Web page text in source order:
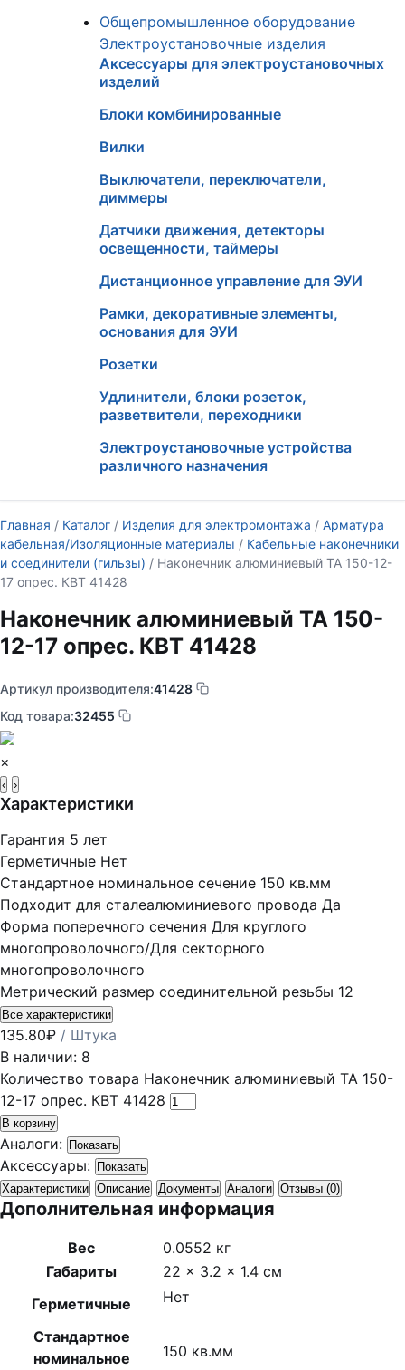
Общепромышленное оборудование
Электроустановочные изделия
Аксессуары для электроустановочных
изделий
Блоки комбинированные
Вилки
Выключатели, переключатели,
диммеры
Датчики движения, детекторы
освещенности, таймеры
Дистанционное управление для ЭУИ
Рамки, декоративные элементы,
основания для ЭУИ
Розетки
Удлинители, блоки розеток,
разветвители, переходники
Электроустановочные устройства
различного назначения
Главная / Каталог / Изделия для электромонтажа / Арматура
кабельная/Изоляционные материалы / Кабельные наконечники
и соединители (гильзы) / Наконечник алюминиевый ТА 150-12-
17 опрес. КВТ 41428
Наконечник алюминиевый ТА 150-
12-17 опрес. КВТ 41428
Артикул производителя:41428
Код товара:32455
×
‹ ›
Характеристики
Гарантия 5 лет
Герметичные Нет
Стандартное номинальное сечение 150 кв.мм
Подходит для сталеалюминиевого провода Да
Форма поперечного сечения Для круглого
многопроволочного/Для секторного
многопроволочного
Метрический размер соединительной резьбы 12
Все характеристики
135.80₽ / Штука
В наличии: 8
Количество товара Наконечник алюминиевый ТА 150-
12-17 опрес. КВТ 41428
В корзину
Аналоги: Показать
Аксессуары: Показать
Характеристики Описание Документы Аналоги Отзывы (0)
Дополнительная информация
Вес
0.0552 кг
Габариты
22 × 3.2 × 1.4 см
Герметичные
Нет
Стандартное
номинальное
150 кв.мм